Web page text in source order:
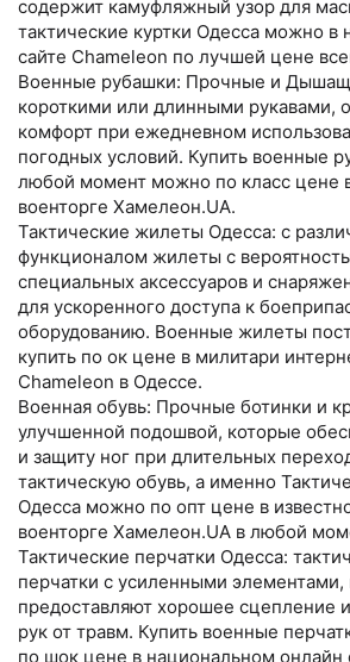
содержит камуфляжный узор для
тактические куртки Одесса можно в
сайте Chameleon по лучшей цене
Военные рубашки: Прочные и
короткими или длинными рукавами,
комфорт при ежедневном
погодных условий. Купить военные
любой момент можно по класс цене
военторге Хамелеон.UA.
Тактические жилеты Одесса: с
функционалом жилеты с
специальных аксессуаров и
для ускоренного доступа к
оборудованию. Военные жилеты
купить по ок цене в милитари
Chameleon в Одессе.
Военная обувь: Прочные ботинки и
улучшенной подошвой, которые
и защиту ног при длительных
тактическую обувь, а именно
Одесса можно по опт цене в
военторге Хамелеон.UA в любой
Тактические перчатки Одесса:
перчатки с усиленными элементами,
предоставляют хорошее сцепление
рук от травм. Купить военные
по шок цене в национальном онлайн